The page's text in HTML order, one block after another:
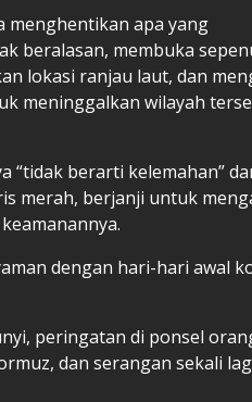
menghentikan apa yang
beralasan, membuka
lokasi ranjau laut, dan
meninggalkan wilayah
“tidak berarti kelemahan”
merah, berjanji untuk
dengan hari-hari awal
peringatan di ponsel
dan serangan sekali